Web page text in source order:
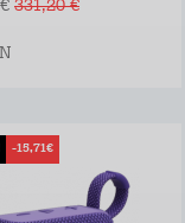
331,20 €
-15,71€